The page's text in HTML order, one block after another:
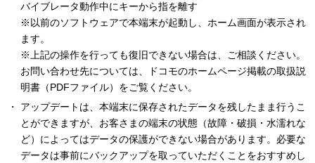
バイブレータ動作中にキーから指を離す
※以前のソフトウェアで本端末が起動し、ホーム画面が表示され
ます。
※上記の操作を行っても復旧できない場合は、ご相談ください。
お問い合わせ先については、ドコモのホームページ掲載の取扱説
明書（PDFファイル）をご覧ください。
アップデートは、本端末に保存されたデータを残したまま行うこ
とができますが、お客さまの端末の状態（故障・破損・水濡れな
ど）によってはデータの保護ができない場合があります。必要な
データは事前にバックアップを取っていただくことをおすすめし